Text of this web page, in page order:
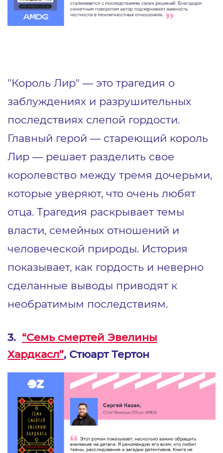
"Король Лир" — это трагедия о
заблуждениях и разрушительных
последствиях слепой гордости.
Главный герой — стареющий король
Лир — решает разделить свое
королевство между тремя дочерьми,
которые уверяют, что очень любят
отца. Трагедия раскрывает темы
власти, семейных отношений и
человеческой природы. История
показывает, как гордость и неверно
сделанные выводы приводят к
необратимым последствиям.
3. “Семь смертей Эвелины
Хардкасл”, Стюарт Тертон